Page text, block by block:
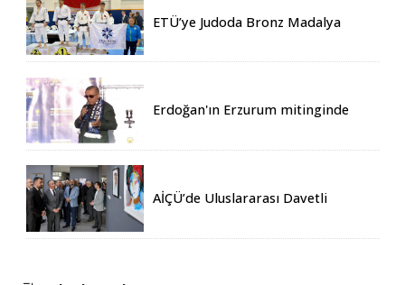
ETÜ’ye Judoda Bronz Madalya
Erdoğan'ın Erzurum mitinginde
AİÇÜ’de Uluslararası Davetli